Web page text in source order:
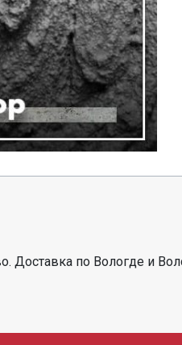
Доставка по Вологде и